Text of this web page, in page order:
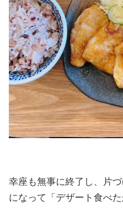
幸座も無事に終了し、片
になって「デザート食べ